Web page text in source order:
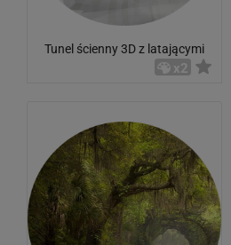
Tunel ścienny 3D z latającymi
x2